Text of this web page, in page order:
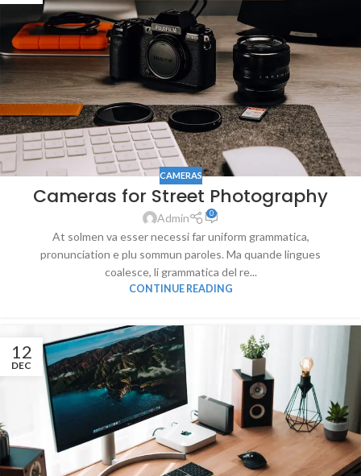
CAMERAS
Cameras for Street Photography
Admin 0
At solmen va esser necessi far uniform grammatica,
pronunciation e plu sommun paroles. Ma quande lingues
coalesce, li grammatica del re...
CONTINUE READING
12
DEC